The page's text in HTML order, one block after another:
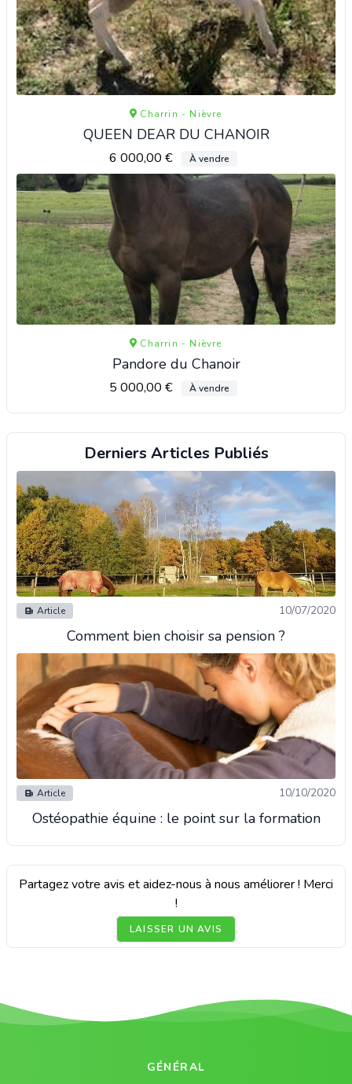
Charrin - Nièvre
QUEEN DEAR DU CHANOIR
6 000,00 € À vendre
Charrin - Nièvre
Pandore du Chanoir
5 000,00 € À vendre
Derniers Articles Publiés
Article 10/07/2020
Comment bien choisir sa pension ?
Article 10/10/2020
Ostéopathie équine : le point sur la formation
Partagez votre avis et aidez-nous à nous améliorer ! Merci
!
LAISSER UN AVIS
GÉNÉRAL